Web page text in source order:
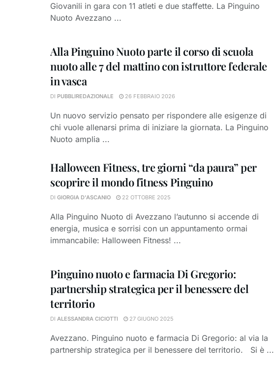
Giovanili in gara con 11 atleti e due staffette. La Pinguino
Nuoto Avezzano ...
Alla Pinguino Nuoto parte il corso di scuola
nuoto alle 7 del mattino con istruttore federale
in vasca
DI PUBBLIREDAZIONALE 26 FEBBRAIO 2026
Un nuovo servizio pensato per rispondere alle esigenze di
chi vuole allenarsi prima di iniziare la giornata. La Pinguino
Nuoto amplia ...
Halloween Fitness, tre giorni “da paura” per
scoprire il mondo fitness Pinguino
DI GIORGIA D'ASCANIO 22 OTTOBRE 2025
Alla Pinguino Nuoto di Avezzano l’autunno si accende di
energia, musica e sorrisi con un appuntamento ormai
immancabile: Halloween Fitness! ...
Pinguino nuoto e farmacia Di Gregorio:
partnership strategica per il benessere del
territorio
DI ALESSANDRA CICIOTTI 27 GIUGNO 2025
Avezzano. Pinguino nuoto e farmacia Di Gregorio: al via la
partnership strategica per il benessere del territorio. Si è ...